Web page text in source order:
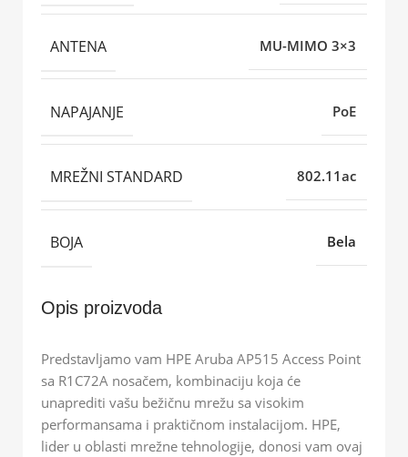
ANTENA MU-MIMO 3×3
NAPAJANJE PoE
MREŽNI STANDARD 802.11ac
BOJA Bela
Opis proizvoda
Predstavljamo vam HPE Aruba AP515 Access Point
sa R1C72A nosačem, kombinaciju koja će
unaprediti vašu bežičnu mrežu sa visokim
performansama i praktičnom instalacijom. HPE,
lider u oblasti mrežne tehnologije, donosi vam ovaj